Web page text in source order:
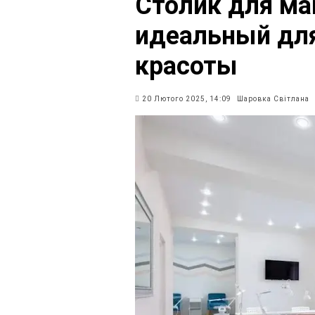
идеальный
красоты
20 Лютого 2025, 14:09 Шаровка Світлана